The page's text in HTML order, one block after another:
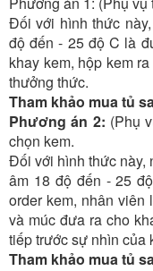
Đối với hình thức
độ đến - 25 độ C là
khay kem, hộp kem
thưởng thức.
Tham khảo mua tủ
Phương án 2: (Phụ
chọn kem.
Đối với hình thức này,
âm 18 độ đến - 25
order kem, nhân viên
và múc đưa ra cho
tiếp trước sự nhìn của
Tham khảo mua tủ